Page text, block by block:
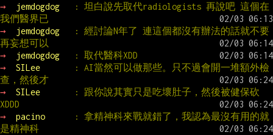
→
jemdogdog
: 坦白說先取代radiologists 再說吧 這個在
我們醫界已
→
jemdogdog
: 經討論N年了 連這個都沒有辦法的話就不要
再妄想可以
→
jemdogdog
: 取代醫科XDD
→
SILee
: AI當然可以做那些。只不過會開一堆額外檢
查，然後才
→
SILee
: 跟你說其實只是吃壞肚子，然後被健保砍
XDDD
→
pacino
: 拿精神科來戰就錯了，我認為最沒有用的就
是精神科